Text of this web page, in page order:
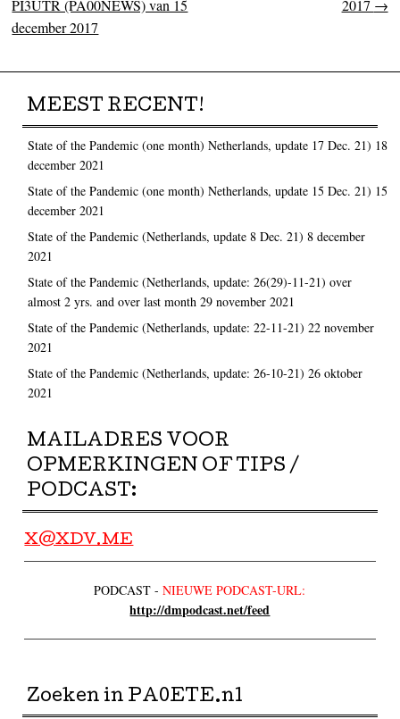
PI3UTR (PA00NEWS) van 15
december 2017
2017 →
MEEST RECENT!
State of the Pandemic (one month) Netherlands, update 17 Dec. 21) 18
december 2021
State of the Pandemic (one month) Netherlands, update 15 Dec. 21) 15
december 2021
State of the Pandemic (Netherlands, update 8 Dec. 21) 8 december
2021
State of the Pandemic (Netherlands, update: 26(29)-11-21) over
almost 2 yrs. and over last month 29 november 2021
State of the Pandemic (Netherlands, update: 22-11-21) 22 november
2021
State of the Pandemic (Netherlands, update: 26-10-21) 26 oktober
2021
MAILADRES VOOR
OPMERKINGEN OF TIPS /
PODCAST:
X@XDV.ME
PODCAST -NIEUWE PODCAST-URL:
http://dmpodcast.net/feed
Zoeken in PA0ETE.nl